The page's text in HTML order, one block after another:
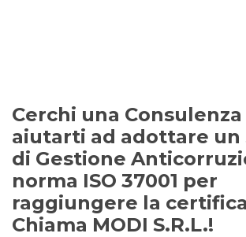
Corsi
Contattaci
Questionario
Cerchi una
aiutarti ad adottare un
di Gestione
norma ISO 37001 per
raggiungere la
Chiama MODI S.R.L.!